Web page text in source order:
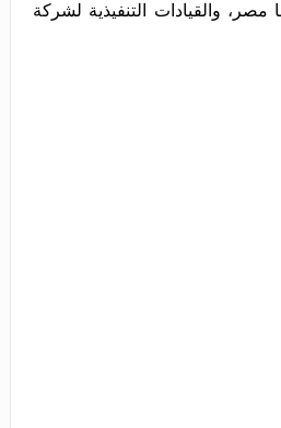
مصر، والقيادات التنفيذية لشركة